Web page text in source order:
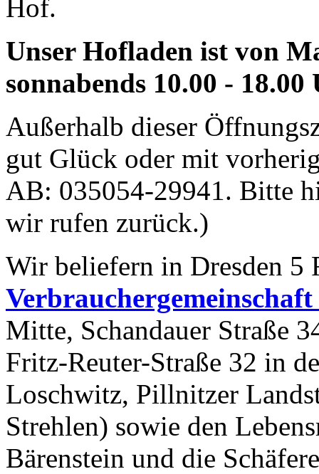
Hof.
Unser Hofladen ist von
sonnabends 10.00 -
Außerhalb dieser
gut Glück oder mit
AB: 035054-29941. Bitte
wir rufen zurück.)
Wir beliefern in Dresden 5
Verbrauchergemeinschaft
Mitte, Schandauer Straße
Fritz-Reuter-Straße 32 in
Loschwitz, Pillnitzer
Strehlen) sowie den
Bärenstein und die